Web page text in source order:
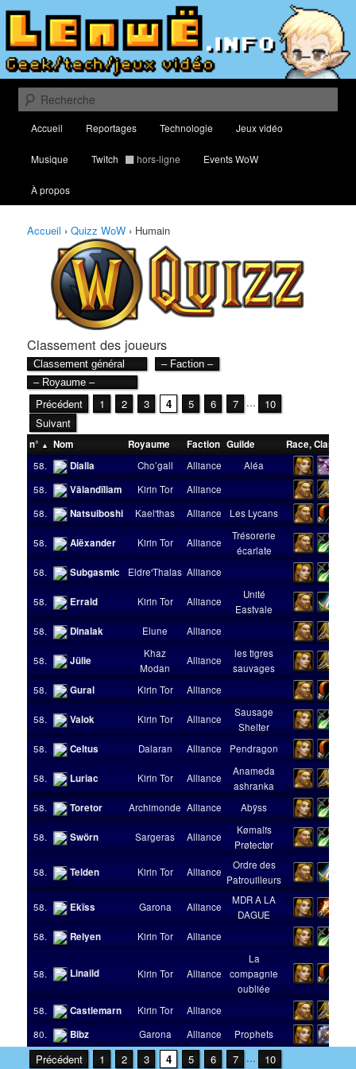
Aller
contenu
principal
Aller
contenu
secondaireLenwë – Culture geek, tech et jeux
vidéo
Classement des meilleurs joueurs au Quizz World of Warcraft
Recherche
principal
Accueil Reportages Technologie Jeux vidéo
Musique Twitch hors-ligne Events WoW
À propos
Accueil › Quizz WoW › Humain
Classement des joueurs
Précédent 1 2 3 4 5 6 7 ...
10
Suivant
n° Nom Royaume Faction Guilde Race,Classe
58. Dialla Cho’gall Alliance
Aléa
58.
Välandïliam Kirin Tor
Alliance
58.
Natsuiboshi Kael'thas Alliance Les Lycans
58. Alëxander Kirin Tor Alliance
Trésorerie
écarlate
58.
Subgasmic Eldre'Thalas Alliance
58. Errald Kirin Tor Alliance
Unité
Eastvale
58.
Dinalak Elune Alliance
58. Jülie
Khaz
Modan
Alliance
les tigres
sauvages
58.
Gural Kirin Tor Alliance
58. Valok Kirin Tor Alliance
Sausage
Shelter
58.
Celtus Dalaran Alliance Pendragon
58. Luriac Kirin Tor Alliance
Anameda
ashranka
58.
Toretor Archimonde Alliance Abÿss
58. Swörn Sargeras Alliance
Kømalïs
Prøtectør
58. Telden Kirin Tor Alliance
Ordre des
Patrouilleurs
58. Ekïss Garona Alliance
MDR A LA
DAGUE
58.
Relyen Kirin Tor Alliance
58. Linaild Kirin Tor Alliance
La
compagnie
oubliée
58.
Castlemarn Kirin Tor
Alliance
80.
Bibz Garona Alliance Prophets
Précédent 1 2 3 4 5 6 7 ... 10